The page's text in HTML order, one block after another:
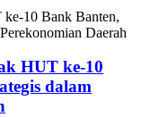
HUT ke-10
dalam